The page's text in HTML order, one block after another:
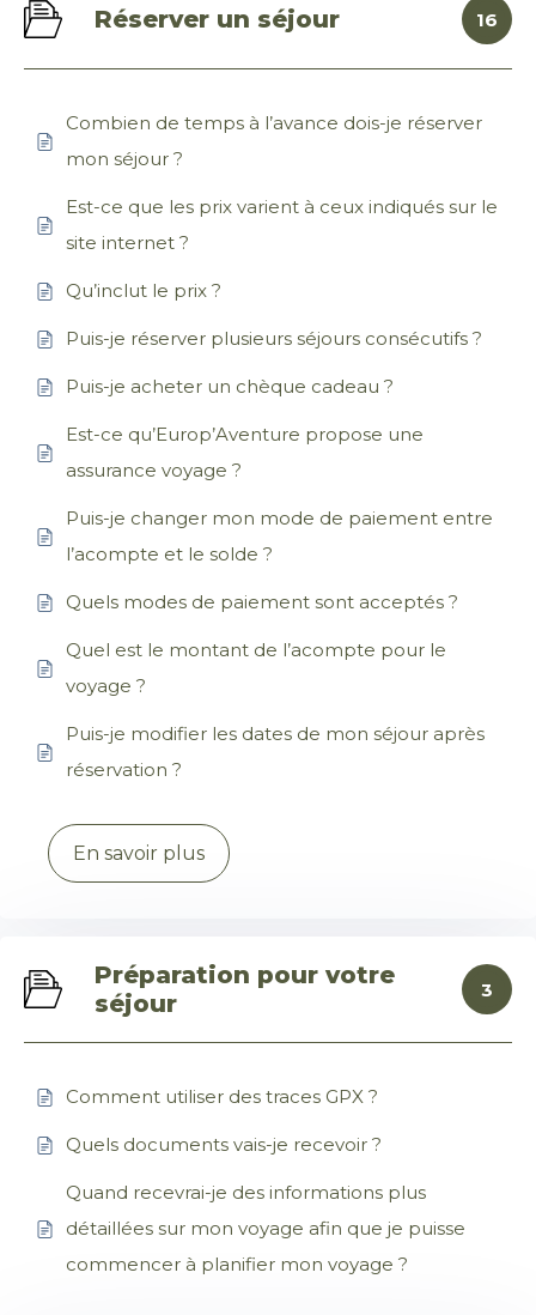
Réserver un séjour 16
Combien de temps à l’avance dois-je réserver
mon séjour ?
Est-ce que les prix varient à ceux indiqués sur le
site internet ?
Qu’inclut le prix ?
Puis-je réserver plusieurs séjours consécutifs ?
Puis-je acheter un chèque cadeau ?
Est-ce qu’Europ’Aventure propose une
assurance voyage ?
Puis-je changer mon mode de paiement entre
l’acompte et le solde ?
Quels modes de paiement sont acceptés ?
Quel est le montant de l’acompte pour le
voyage ?
Puis-je modifier les dates de mon séjour après
réservation ?
En savoir plus
Préparation pour votre
séjour
3
Comment utiliser des traces GPX ?
Quels documents vais-je recevoir ?
Quand recevrai-je des informations plus
détaillées sur mon voyage afin que je puisse
commencer à planifier mon voyage ?